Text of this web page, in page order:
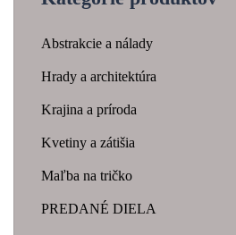
Abstrakcie a nálady
Hrady a architektúra
Krajina a príroda
Kvetiny a zátišia
Maľba na tričko
PREDANÉ DIELA